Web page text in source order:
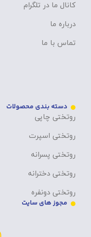
کانال ما در تلگرام
درباره ما
تماس با ما
دسته بندی محصولات
روتختی چاپی
روتختی اسپرت
روتختی پسرانه
روتختی دخترانه
روتختی دونفره
مجوز های سایت